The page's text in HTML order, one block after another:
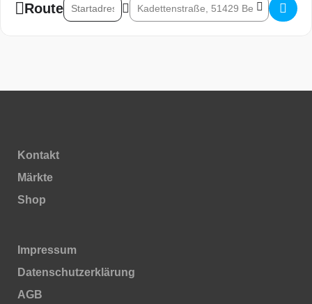
Route
Kontakt
Märkte
Shop
Impressum
Daten­schutz­erklärung
AGB